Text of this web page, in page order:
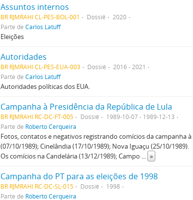
Assuntos internos
BR RJMRAHI CL-PES-BOL-001 Dossiê
2020
Parte de Carlos Latuff
Eleições
Autoridades
BR RJMRAHI CL-PES-EUA-003 Dossiê
2016 - 2021
Parte de Carlos Latuff
Autoridades políticas dos EUA.
Campanha à Presidência da República de Lula
BR RJMRAHI RC-DC-FT-005 Dossiê
1989-10-07 - 1989-12-13
Parte de Roberto Cerqueira
Fotos, contatos e negativos registrando comícios da campanha
(07/10/1989); Cinelândia (17/10/1989); Nova Iguaçu (25/10/1989).
Os comícios na Candelária (13/12/1989); Campo ... »
Campanha do PT para as eleições de 1998
BR RJMRAHI RC-DC-SL-015 Dossiê
1998
Parte de Roberto Cerqueira